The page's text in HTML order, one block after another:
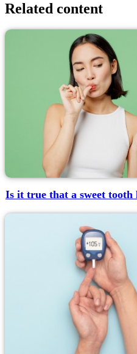
Related content
Is it true that a sweet tooth